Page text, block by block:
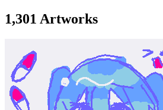
1,301 Artworks